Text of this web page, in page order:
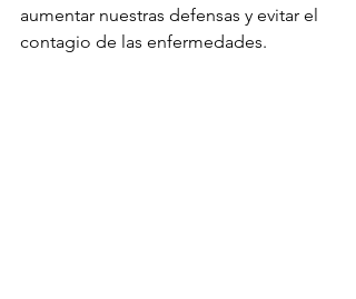
aumentar nuestras defensas y evitar el
contagio de las enfermedades.